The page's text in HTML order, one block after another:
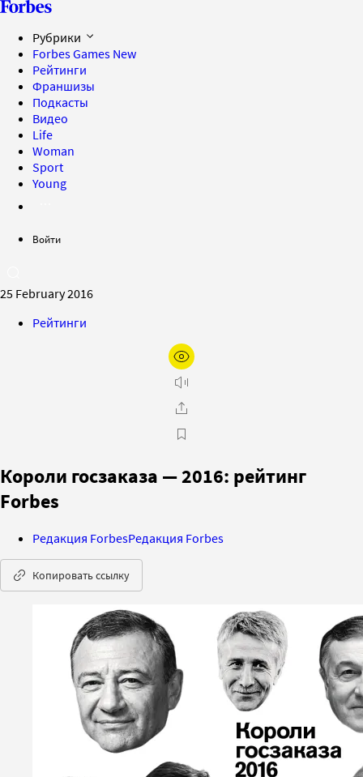
Рубрики
Forbes Games New
Рейтинги
Франшизы
Подкасты
Видео
Life
Woman
Sport
Young
Войти
25 February 2016
Рейтинги
Короли госзаказа — 2016: рейтинг
Forbes
Редакция ForbesРедакция Forbes
Копировать ссылку